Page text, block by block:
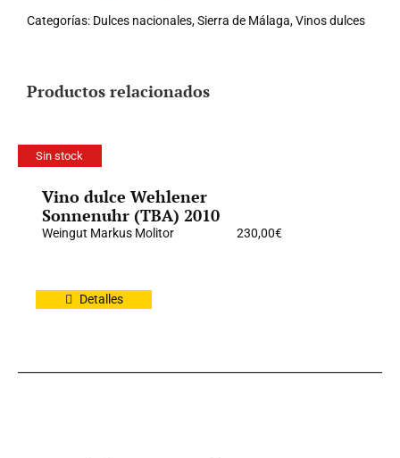
Categorías: Dulces nacionales,Sierra de Málaga,Vinos dulces
Productos relacionados
Sin stock
Vino dulce Wehlener
Sonnenuhr (TBA) 2010
Weingut Markus Molitor 230,00€
Detalles